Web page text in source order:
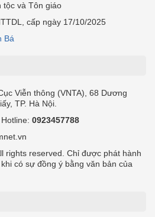
tộc và Tôn giáo
cấp ngày 17/10/2025
Bá
Viễn thông (VNTA), 68 Dương
TP. Hà Nội.
0923457788
rights reserved. Chỉ được phát hành
có sự đồng ý bằng văn bản của